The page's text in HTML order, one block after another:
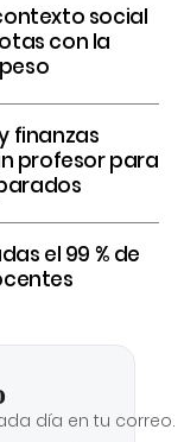
social
con la
finanzas
profesor para
el 99 % de
día en tu correo.